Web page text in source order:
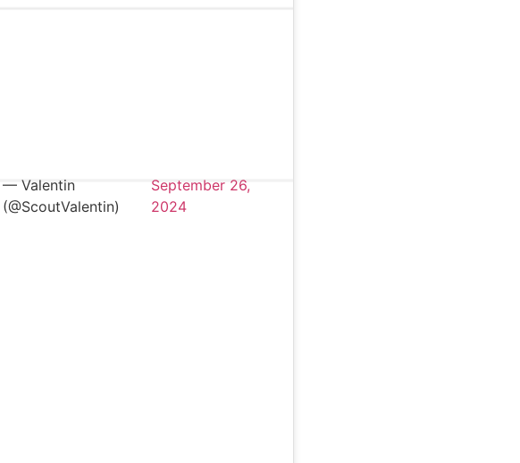
— Valentin
(@ScoutValentin)
September 26,
2024